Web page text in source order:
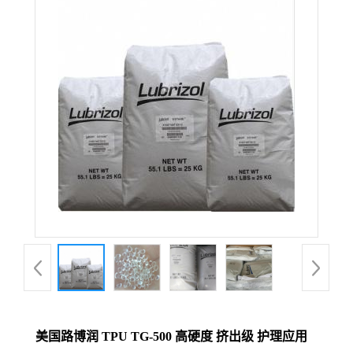
美国路博润 TPU TG-500 高硬度 挤出级 护理应用